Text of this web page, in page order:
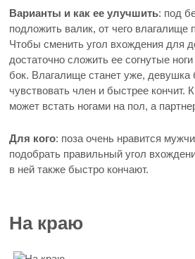
Варианты и как ее улучшить: под
подложить валик, от чего
Чтобы сменить угол вхождения для
достаточно сложить ее согнутые
бок. Влагалище станет уже,
чувствовать член и быстрее кончит.
может встать ногами на пол, а
Для кого: поза очень нравится
подобрать правильный угол
в ней также быстро кончают.
На краю